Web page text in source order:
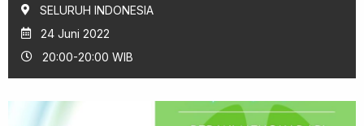
SELURUH INDONESIA
24 Juni 2022
20:00-20:00 WIB